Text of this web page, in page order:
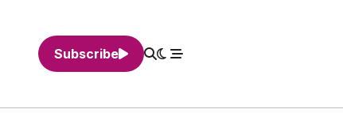
Subscribe